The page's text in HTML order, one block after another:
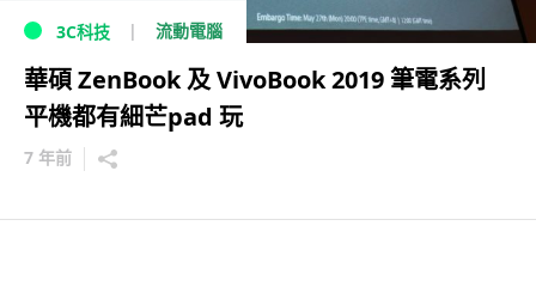
3C科技 流動電腦
華碩 ZenBook 及 VivoBook 2019 筆電系列
平機都有細芒pad 玩
7 年前